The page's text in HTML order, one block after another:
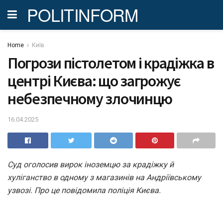
POLITINFORM
Home Київ
Погрози пістолетом і крадіжка в
центрі Києва: що загрожує
небезпечному злочинцю
16.04.2025
Суд оголосив вирок іноземцю за крадіжку й
хуліганство в одному з магазинів на Андріївському
узвозі. Про це повідомила поліція Києва.